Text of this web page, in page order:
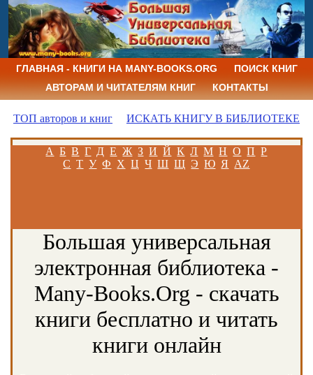
ГЛАВНАЯ - КНИГИ НА MANY-BOOKS.ORG
ПОИСК КНИГ
АВТОРАМ И ЧИТАТЕЛЯМ КНИГ
КОНТАКТЫ
ТОП авторов и книг ИСКАТЬ КНИГУ В БИБЛИОТЕКЕ
А Б В Г Д Е Ж З И Й К Л М Н О П Р
С Т У Ф Х Ц Ч Ш Щ Э Ю Я AZ
Большая универсальная
электронная библиотека -
Many-Books.Org - скачать
книги бесплатно и читать
книги онлайн